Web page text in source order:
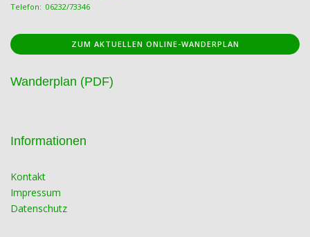
Telefon: 06232/73346
ZUM AKTUELLEN ONLINE-WANDERPLAN
Wanderplan (PDF)
Informationen
Kontakt
Impressum
Datenschutz